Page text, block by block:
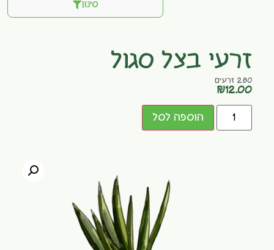
סינון
זרעי בצל סגול
280 זרעים
₪12.00
הוספה לסל